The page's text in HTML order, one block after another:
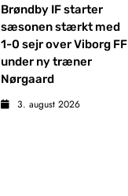
Brøndby IF starter
sæsonen stærkt med
1-0 sejr over Viborg FF
under ny træner
Nørgaard
3. august 2026